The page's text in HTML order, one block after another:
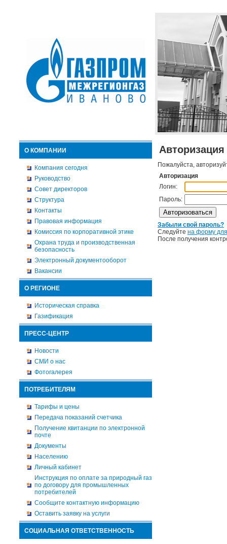
О КОМПАНИИ
Компания сегодня
Руководство
Совет директоров
Структура
Контакты
Правовая информация
Комиссия по корпоративной этике
Охрана труда и производственная
безопасность
Электронный документооборот
Вакансии
О РЕГИОНЕ
Историческая справка
Газификация
ПРЕСС-ЦЕНТР
Новости
СМИ о нас
Фотогалерея
ПОТРЕБИТЕЛЯМ
Тарифы и цены
Передача показаний счетчика
Получение квитанции по электронной
почте
Документы
Населению
Личный кабинет
Инструкция по оплате за природный газ
по договору для промышленных
потребителей
Сообщите контактную информацию
Оставить заявку на услуги
СОЦИАЛЬНАЯ ОТВЕТСТВЕННОСТЬ
Авторизация
Пожалуйста,
Авторизация
Логин:
Пароль:
Забыли свой пароль?
Следуйте на форму
После получения